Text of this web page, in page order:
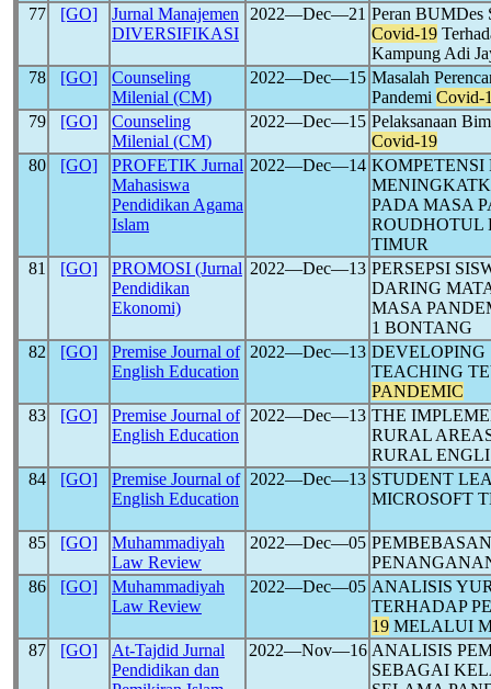
77
[GO]
Jurnal Manajemen
DIVERSIFIKASI
2022―Dec―21 Peran BUMDes
Covid-19
Kampung Adi
78
[GO]
Counseling
Milenial (CM)
2022―Dec―15 Masalah
Pandemi Covid-
79
[GO]
Counseling
Milenial (CM)
2022―Dec―15 Pelaksanaan
Covid-19
80
[GO]
PROFETIK Jurnal
Mahasiswa
Pendidikan Agama
Islam
2022―Dec―14 KOMPETENSI
PADA MASA
ROUDHOTUL
TIMUR
81
[GO]
PROMOSI (Jurnal
Pendidikan
Ekonomi)
2022―Dec―13 PERSEPSI
DARING
MASA
1 BONTANG
82
[GO]
Premise Journal of
English Education
2022―Dec―13 DEVELOPING
TEACHING
PANDEMIC
83
[GO]
Premise Journal of
English Education
2022―Dec―13 THE
RURAL
RURAL
84
[GO]
Premise Journal of
English Education
2022―Dec―13 STUDENT
MICROSOFT
85 [GO]
Muhammadiyah
Law Review
2022―Dec―05
86
[GO]
Muhammadiyah
Law Review
2022―Dec―05 ANALISIS
TERHADAP
19 MELALUI
87
[GO]
At-Tajdid Jurnal
Pendidikan dan
2022―Nov―16 ANALISIS
SEBAGAI